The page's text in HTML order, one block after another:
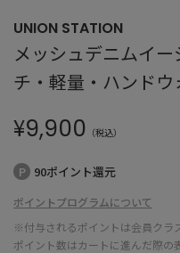
UNION STATION
メッシュデニムイ
チ・軽量・ハンドウ
¥9,900 （税込）
90ポイント還元
ポイントプログラムについて
※付与されるポイントは会員クラ
ポイント数はカートに進んだ際の